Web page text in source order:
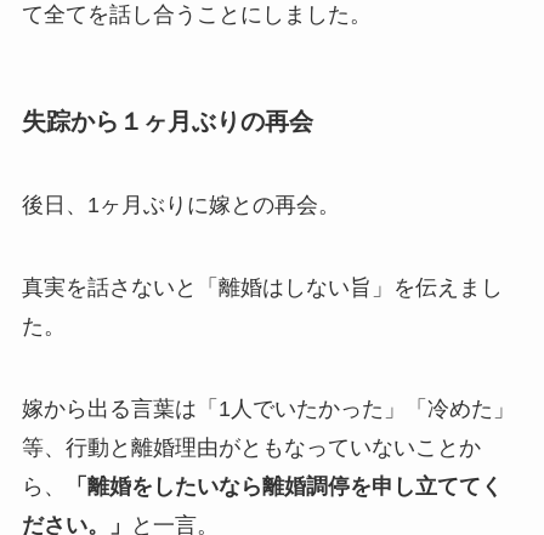
て全てを話し合うことにしました。
失踪から１ヶ月ぶりの再会
後日、1ヶ月ぶりに嫁との再会。
真実を話さないと「離婚はしない旨」を伝えまし
た。
嫁から出る言葉は「1人でいたかった」「冷めた」
等、行動と離婚理由がともなっていないことか
ら、
「離婚をしたいなら離婚調停を申し立ててく
ださい。」
と一言。